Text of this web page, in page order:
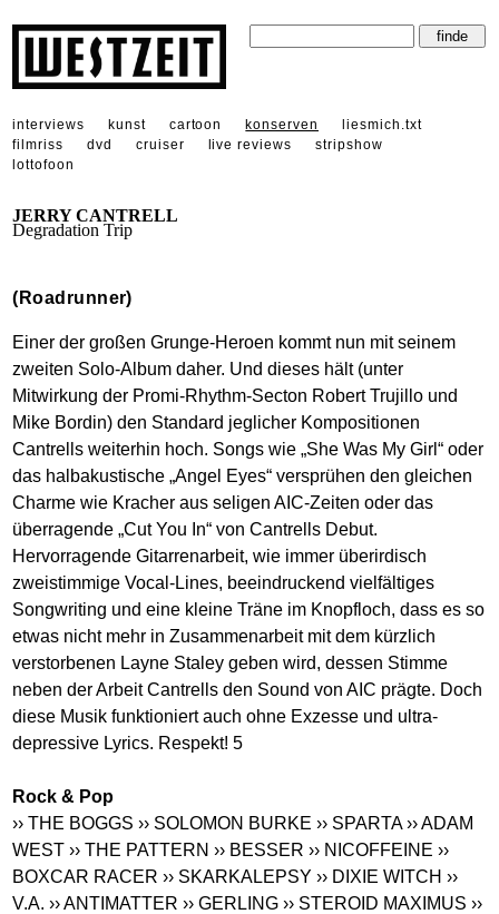
interviews kunst cartoon konserven
liesmich.txt
filmriss
dvd cruiser live reviews
stripshow
lottofoon
JERRY CANTRELL
Degradation Trip
(Roadrunner)
Einer der großen Grunge-Heroen kommt nun mit seinem
zweiten Solo-Album daher. Und dieses hält (unter
Mitwirkung der Promi-Rhythm-Secton Robert Trujillo und
Mike Bordin) den Standard jeglicher Kompositionen
Cantrells weiterhin hoch. Songs wie „She Was My Girl“ oder
das halbakustische „Angel Eyes“ versprühen den gleichen
Charme wie Kracher aus seligen AIC-Zeiten oder das
überragende „Cut You In“ von Cantrells Debut.
Hervorragende Gitarrenarbeit, wie immer überirdisch
zweistimmige Vocal-Lines, beeindruckend vielfältiges
Songwriting und eine kleine Träne im Knopfloch, dass es so
etwas nicht mehr in Zusammenarbeit mit dem kürzlich
verstorbenen Layne Staley geben wird, dessen Stimme
neben der Arbeit Cantrells den Sound von AIC prägte. Doch
diese Musik funktioniert auch ohne Exzesse und ultra-
depressive Lyrics. Respekt! 5
Rock & Pop
›› THE BOGGS ›› SOLOMON BURKE ›› SPARTA ›› ADAM
WEST ›› THE PATTERN ›› BESSER ›› NICOFFEINE ››
BOXCAR RACER ›› SKARKALEPSY ›› DIXIE WITCH ››
V.A. ›› ANTIMATTER ›› GERLING ›› STEROID MAXIMUS ››